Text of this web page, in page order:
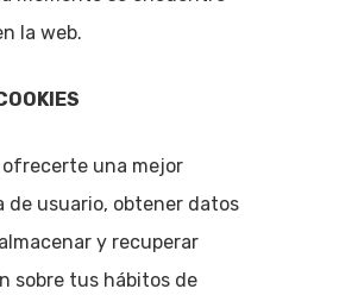
la web.
ofrecerte una mejor
de usuario, obtener datos
y recuperar
sobre tus hábitos de